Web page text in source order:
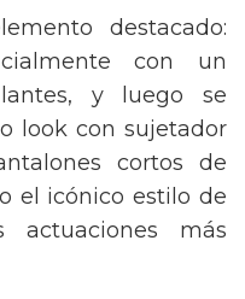
destacado:
con un
y luego se
look con sujetador
cortos de
el icónico estilo de
actuaciones más